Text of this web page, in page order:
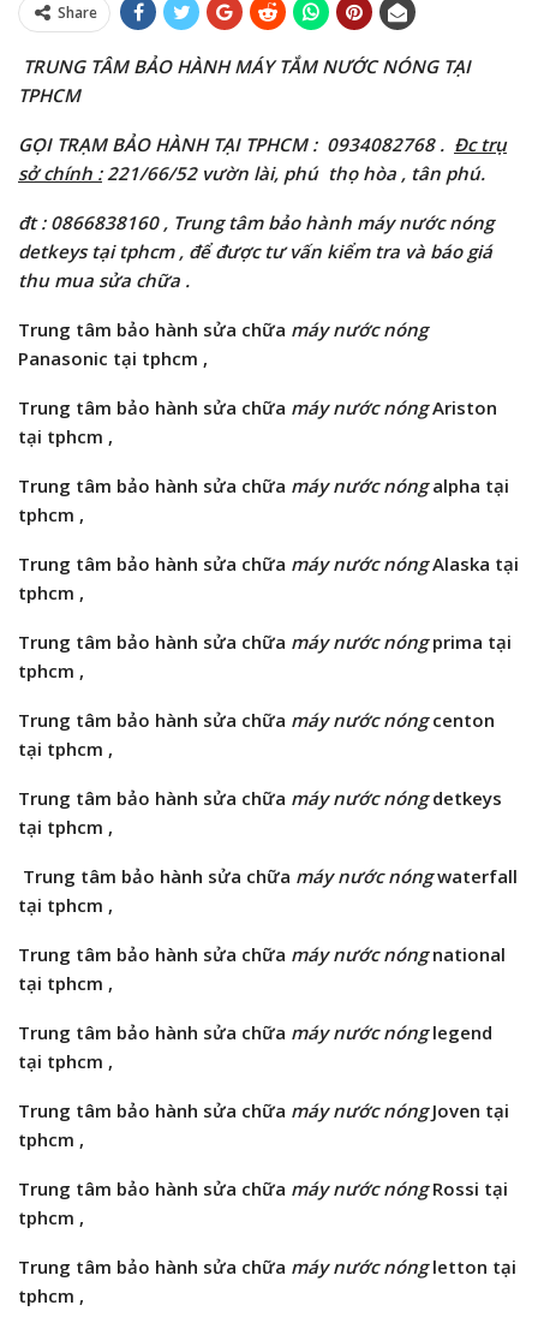
Share
TRUNG TÂM BẢO HÀNH MÁY TẮM NƯỚC NÓNG TẠI
TPHCM
GỌI TRẠM BẢO HÀNH TẠI TPHCM :0934082768 . Đc trụ
sở chính : 221/66/52 vườn lài, phú thọ hòa , tân phú.
đt : 0866838160 , Trung tâm bảo hành máy nước nóng
detkeys tại tphcm , để được tư vấn kiểm tra và báo giá
thu mua sửa chữa .
Trung tâm bảo hành sửa chữa máy nước nóng
Panasonic tại tphcm ,
Trung tâm bảo hành sửa chữa máy nước nóngAriston
tại tphcm ,
Trung tâm bảo hành sửa chữa máy nước nóngalpha tại
tphcm ,
Trung tâm bảo hành sửa chữa máy nước nóngAlaska tại
tphcm ,
Trung tâm bảo hành sửa chữa máy nước nóngprima tại
tphcm ,
Trung tâm bảo hành sửa chữa máy nước nóngcenton
tại tphcm ,
Trung tâm bảo hành sửa chữa máy nước nóngdetkeys
tại tphcm ,
Trung tâm bảo hành sửa chữa máy nước nóngwaterfall
tại tphcm ,
Trung tâm bảo hành sửa chữa máy nước nóngnational
tại tphcm ,
Trung tâm bảo hành sửa chữa máy nước nónglegend
tại tphcm ,
Trung tâm bảo hành sửa chữa máy nước nóngJoven tại
tphcm ,
Trung tâm bảo hành sửa chữa máy nước nóngRossi tại
tphcm ,
Trung tâm bảo hành sửa chữa máy nước nóngletton tại
tphcm ,